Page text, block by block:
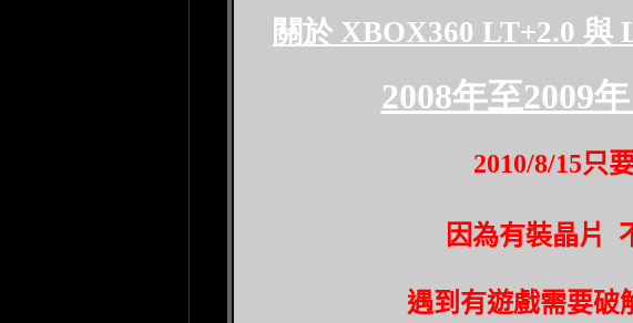
關於 XBOX360 LT+2.0 與
2008年至2009年
2010/8/15只
因為有裝晶片
遇到有遊戲需要破